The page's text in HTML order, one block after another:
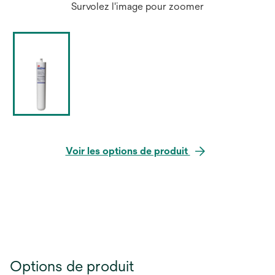
Survolez l'image pour zoomer
Voir les options de produit
Options de produit